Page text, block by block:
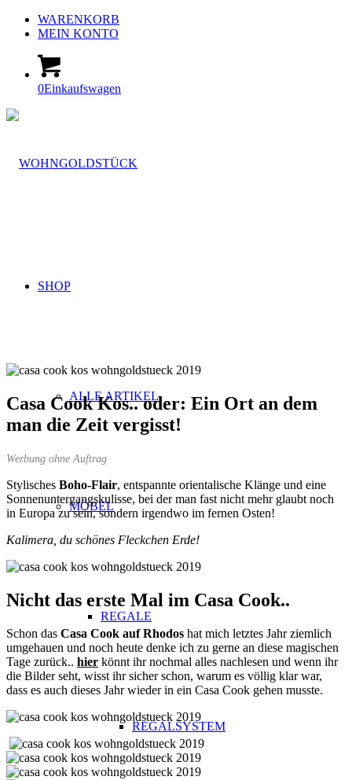
WARENKORB
MEIN KONTO
0Einkaufswagen
SHOP
ALLE ARTIKEL
MÖBEL
REGALE
REGALSYSTEM
Casa Cook Kos.. oder: Ein Ort an dem
man die Zeit vergisst!
Werbung ohne Auftrag
Stylisches Boho-Flair, entspannte orientalische Klänge und eine
Sonnenuntergangskulisse, bei der man fast nicht mehr glaubt noch
in Europa zu sein, sondern irgendwo im fernen Osten!
Kalimera, du schönes Fleckchen Erde!
Nicht das erste Mal im Casa Cook..
Schon das Casa Cook auf Rhodos hat mich letztes Jahr ziemlich
umgehauen und noch heute denke ich zu gerne an diese magischen
Tage zurück.. hier könnt ihr nochmal alles nachlesen und wenn ihr
die Bilder seht, wisst ihr sicher schon, warum es völlig klar war,
dass es auch dieses Jahr wieder in ein Casa Cook gehen musste.